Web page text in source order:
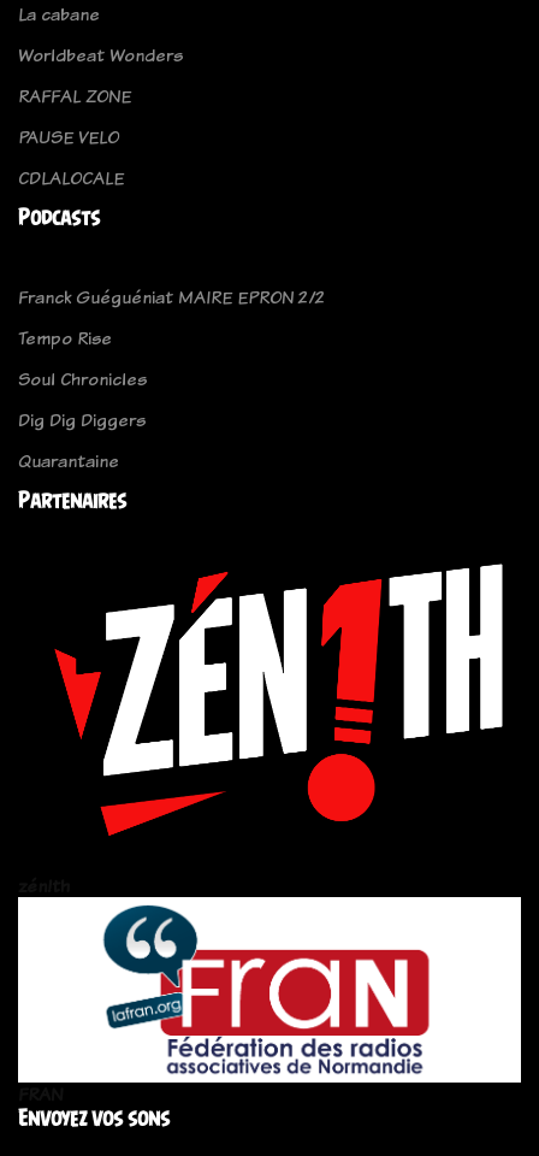
La cabane
Worldbeat Wonders
RAFFAL ZONE
PAUSE VELO
CDLALOCALE
Podcasts
Franck Guéguéniat MAIRE EPRON 2/2
Tempo Rise
Soul Chronicles
Dig Dig Diggers
Quarantaine
Partenaires
Envoyez vos sons